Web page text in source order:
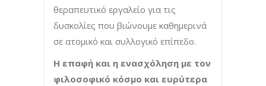
θεραπευτικό εργαλείο για τις
δυσκολίες που βιώνουμε καθημερινά
σε ατομικό και συλλογικό επίπεδο.
Η επαφή και η ενασχόληση με τον
φιλοσοφικό κόσμο και ευρύτερα